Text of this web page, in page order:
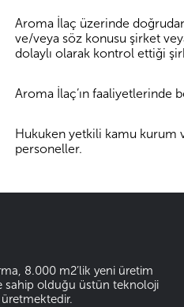
Aroma İlaç üzerinde
ve/veya söz konusu şirket
dolaylı olarak kontrol ettiği
Aroma İlaç’ın faaliyetlerinde
Hukuken yetkili kamu kurum
personeller.
8.000 m2’lik yeni üretim
sahip olduğu üstün teknoloji